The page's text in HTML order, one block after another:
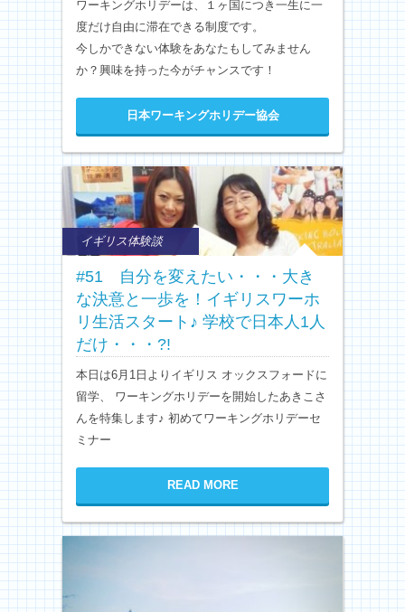
ワーキングホリデーは、１ヶ国につき一生に一
度だけ自由に滞在できる制度です。
今しかできない体験をあなたもしてみません
か？興味を持った今がチャンスです！
日本ワーキングホリデー協会
イギリス体験談
#51 自分を変えたい・・・大き
な決意と一歩を！イギリスワーホ
リ生活スタート♪ 学校で日本人1人
だけ・・・?!
本日は6月1日よりイギリス オックスフォードに
留学、 ワーキングホリデーを開始したあきこさ
んを特集します♪ 初めてワーキングホリデーセ
ミナー
READ MORE